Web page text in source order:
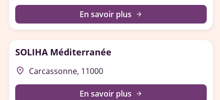
En savoir plus arrow_forward
SOLIHA Méditerranée
place Carcassonne, 11000
En savoir plus arrow_forward